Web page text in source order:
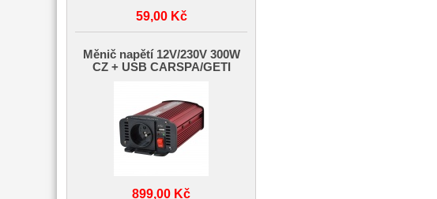
59,00 Kč
Měnič napětí 12V/230V 300W
CZ + USB CARSPA/GETI
899,00 Kč